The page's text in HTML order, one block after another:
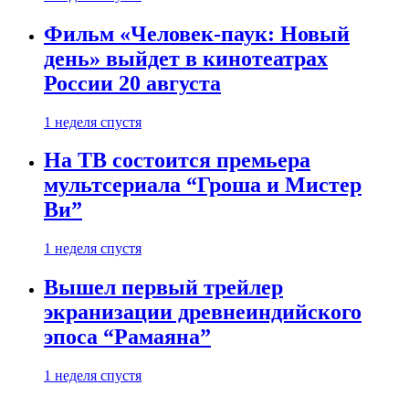
Фильм «Человек-паук: Новый
день» выйдет в кинотеатрах
России 20 августа
1 неделя спустя
На ТВ состоится премьера
мультсериала “Гроша и Мистер
Ви”
1 неделя спустя
Вышел первый трейлер
экранизации древнеиндийского
эпоса “Рамаяна”
1 неделя спустя